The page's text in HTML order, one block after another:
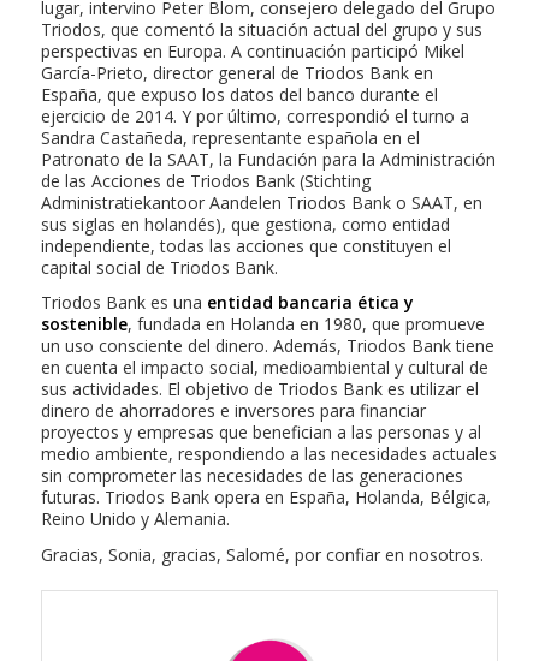
lugar, intervino Peter Blom, consejero delegado del Grupo
Triodos, que comentó la situación actual del grupo y sus
perspectivas en Europa. A continuación participó Mikel
García-Prieto, director general de Triodos Bank en
España, que expuso los datos del banco durante el
ejercicio de 2014. Y por último, correspondió el turno a
Sandra Castañeda, representante española en el
Patronato de la SAAT, la Fundación para la Administración
de las Acciones de Triodos Bank (Stichting
Administratiekantoor Aandelen Triodos Bank o SAAT, en
sus siglas en holandés), que gestiona, como entidad
independiente, todas las acciones que constituyen el
capital social de Triodos Bank.
Triodos Bank es una entidad bancaria ética y
sostenible, fundada en Holanda en 1980, que promueve
un uso consciente del dinero. Además, Triodos Bank tiene
en cuenta el impacto social, medioambiental y cultural de
sus actividades. El objetivo de Triodos Bank es utilizar el
dinero de ahorradores e inversores para financiar
proyectos y empresas que benefician a las personas y al
medio ambiente, respondiendo a las necesidades actuales
sin comprometer las necesidades de las generaciones
futuras. Triodos Bank opera en España, Holanda, Bélgica,
Reino Unido y Alemania.
Gracias, Sonia, gracias, Salomé, por confiar en nosotros.